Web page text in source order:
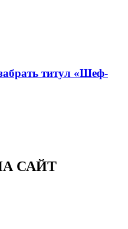
титул «Шеф-
САЙТ